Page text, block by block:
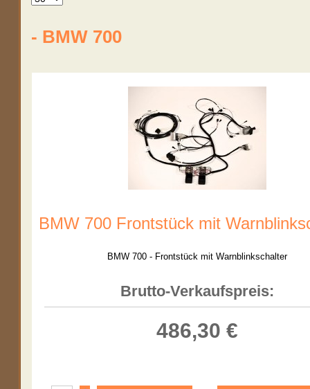
- BMW 700
BMW 700 Frontstück mit
BMW 700 - Frontstück mit Warnblinkschalter
Brutto-Verkaufspreis:
486,30 €